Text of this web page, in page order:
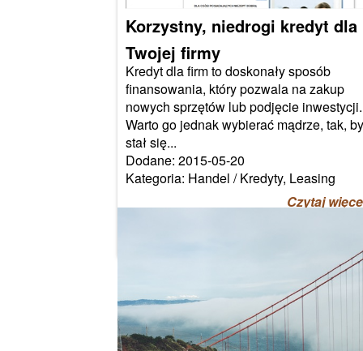
Korzystny, niedrogi kredyt dla
Twojej firmy
Kredyt dla firm to doskonały sposób
finansowania, który pozwala na zakup
nowych sprzętów lub podjęcie inwestycji.
Warto go jednak wybierać mądrze, tak, by
stał się...
Dodane: 2015-05-20
Kategoria: Handel / Kredyty, Leasing
Czytaj